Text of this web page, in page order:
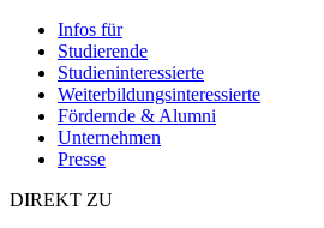
Infos für
Studierende
Studieninteressierte
Weiterbildungsinteressierte
Fördernde & Alumni
Unternehmen
Presse
DIREKT ZU